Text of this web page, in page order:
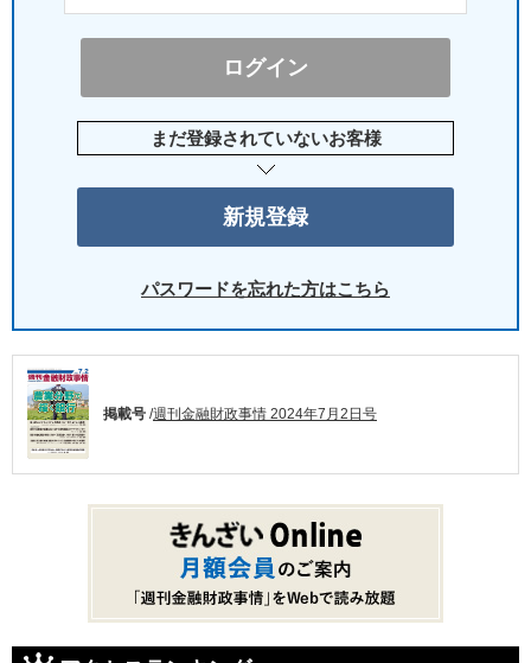
まだ登録されていないお客様
パスワードを忘れた方はこちら
掲載号 /週刊金融財政事情 2024年7月2日号